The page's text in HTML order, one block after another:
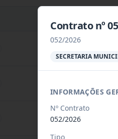
objeto o Registro de
Contrato nº
052/2026
SECRETARIA
INFORMAÇÕES
Nº Contrato
052/2026
Tipo